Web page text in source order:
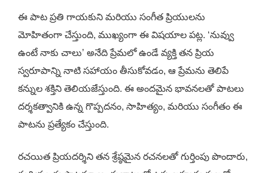
ఈ పాట ప్రతి గాయకుని మరియు సంగీత ప్రియులను
మోహితంగా చేస్తుంది, ముఖ్యంగా ఈ విషయాల పట్ల. ‘నువ్వు
ఉంటే నాకు చాలు’ అనేది ప్రేమలో ఉండే వ్యక్తి తన ప్రియ
స్వరూపాన్ని నాటి సహాయం తీసుకోవడం, ఆ ప్రేమను తెలిపే
కన్నుల శక్తిని తెలియజేస్తుంది. ఈ అందమైన భావనలతో పాటలు
దర్శకత్వానికి ఉన్న గొప్పదనం, సాహిత్యం, మరియు సంగీతం ఈ
పాటను ప్రత్యేకం చేస్తుంది.
రచయిత ప్రియదర్శిని తన శ్రేష్ఠమైన రచనలతో గుర్తింపు పొందారు,